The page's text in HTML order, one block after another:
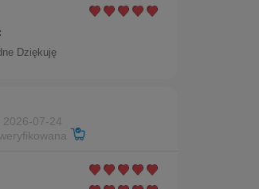
Dziękuję
2026-07-24